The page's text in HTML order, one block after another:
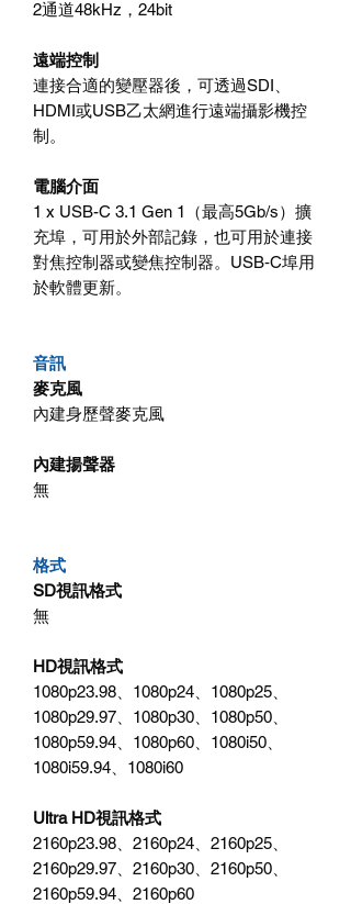
2通道48kHz，24bit
遠端控制
連接合適的變壓器後，可透過SDI、
HDMI或USB乙太網進行遠端攝影機控
制。
電腦介面
1 x USB-C 3.1 Gen 1（最高5Gb/s）擴
充埠，可用於外部記錄，也可用於連接
對焦控制器或變焦控制器。USB‑C埠用
於軟體更新。
音訊
麥克風
內建身歷聲麥克風
內建揚聲器
無
格式
SD視訊格式
無
HD視訊格式
1080p23.98、1080p24、1080p25、
1080p29.97、1080p30、1080p50、
1080p59.94、1080p60、1080i50、
1080i59.94、1080i60
Ultra HD視訊格式
2160p23.98、2160p24、2160p25、
2160p29.97、2160p30、2160p50、
2160p59.94、2160p60